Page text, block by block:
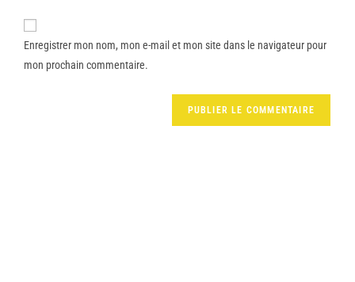
Enregistrer mon nom, mon e-mail et mon site dans le navigateur pour
mon prochain commentaire.